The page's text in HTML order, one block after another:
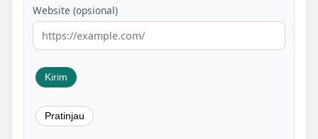
Website (opsional)